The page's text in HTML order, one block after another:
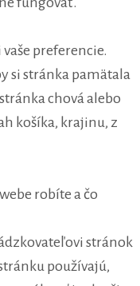
preferencie.
si stránka pamätala
chová alebo
košíka, krajinu, z
robíte a čo
stránok
používajú,